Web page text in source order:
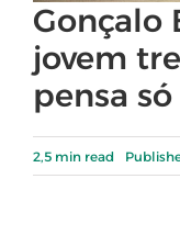
Gonçalo
jovem
pensa
2,5 min read